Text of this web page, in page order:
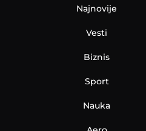
Najnovije
Vesti
Biznis
Sport
Nauka